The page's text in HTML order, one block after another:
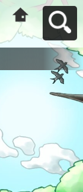
大府市民活動支
援サイト コラビ
アへ戻る